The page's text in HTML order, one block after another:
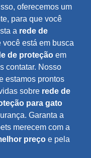
oferecemos um
para que você
a rede de
está em busca
de proteção em
contatar. Nosso
estamos prontos
sobre rede de
para gato
Garanta a
merecem com a
preço e pela